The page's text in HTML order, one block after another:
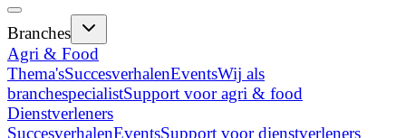
Branches
Agri & Food
Thema'sSuccesverhalenEventsWij als
branchespecialistSupport voor agri & food
Dienstverleners
SuccesverhalenEventsSupport voor dienstverleners